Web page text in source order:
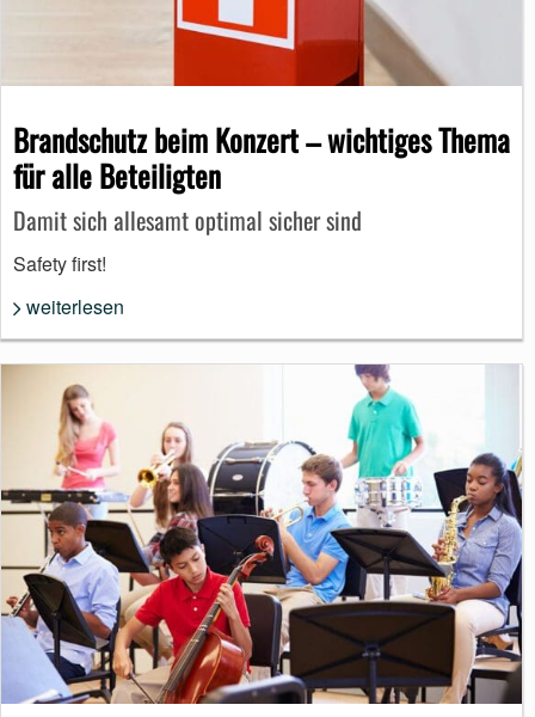
Brandschutz beim Konzert – wichtiges Thema
für alle Beteiligten
Damit sich allesamt optimal sicher sind
Safety first!
weiterlesen